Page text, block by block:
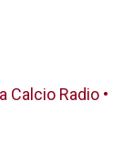
Calcio Radio •